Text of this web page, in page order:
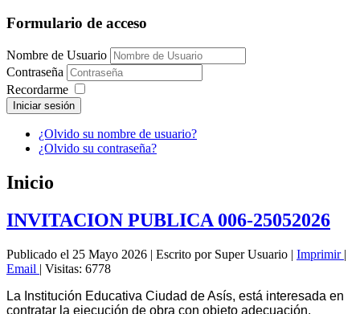
Formulario de acceso
Nombre de Usuario
Contraseña
Recordarme
Iniciar sesión
¿Olvido su nombre de usuario?
¿Olvido su contraseña?
Inicio
INVITACION PUBLICA 006-25052026
Publicado el 25 Mayo 2026 | Escrito por Super Usuario | Imprimir |
Email | Visitas: 6778
La Institución Educativa Ciudad de Asís, está interesada en
contratar la ejecución de obra con objeto adecuación,